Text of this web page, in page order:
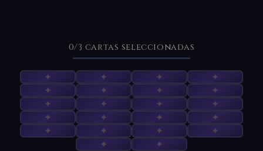
0/3 cartas seleccionadas
✦ ✦ ✦
✦
✦
✦ ✦
✦
✦
✦ ✦
✦
✦
✦ ✦
✦
✦
✦ ✦
✦
✦
✦